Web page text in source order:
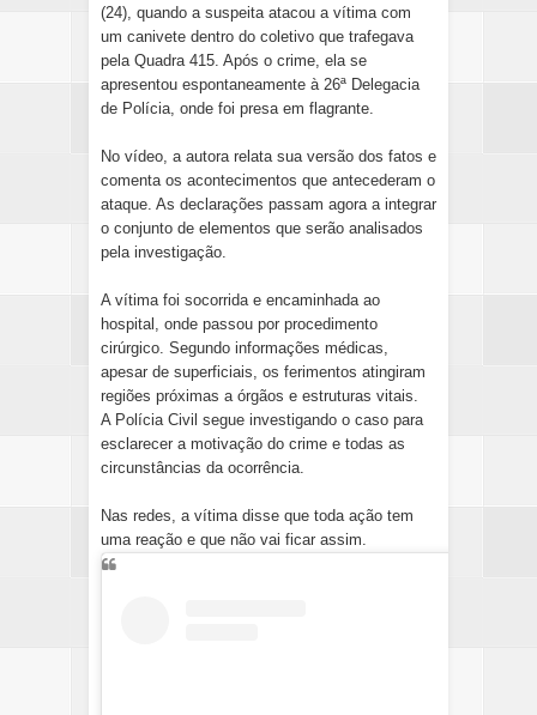
(24), quando a suspeita atacou a vítima com
um canivete dentro do coletivo que trafegava
pela Quadra 415. Após o crime, ela se
apresentou espontaneamente à 26ª Delegacia
de Polícia, onde foi presa em flagrante.
No vídeo, a autora relata sua versão dos fatos e
comenta os acontecimentos que antecederam o
ataque. As declarações passam agora a integrar
o conjunto de elementos que serão analisados
pela investigação.
A vítima foi socorrida e encaminhada ao
hospital, onde passou por procedimento
cirúrgico. Segundo informações médicas,
apesar de superficiais, os ferimentos atingiram
regiões próximas a órgãos e estruturas vitais.
A Polícia Civil segue investigando o caso para
esclarecer a motivação do crime e todas as
circunstâncias da ocorrência.
Nas redes, a vítima disse que toda ação tem
uma reação e que não vai ficar assim.